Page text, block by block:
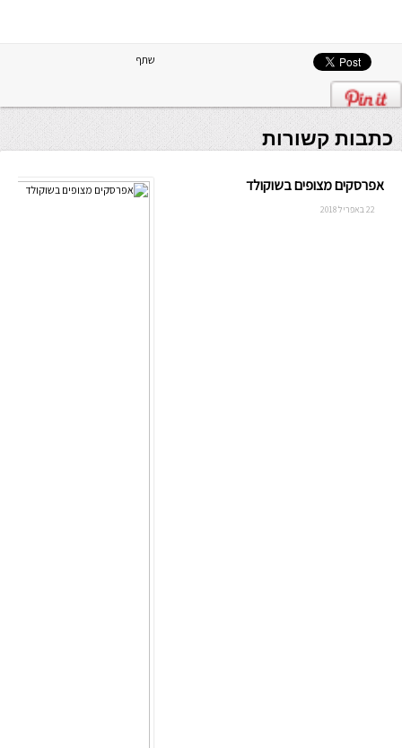
שתף
כתבות קשורות
אפרסקים מצופים בשוקולד
22 באפריל 2018